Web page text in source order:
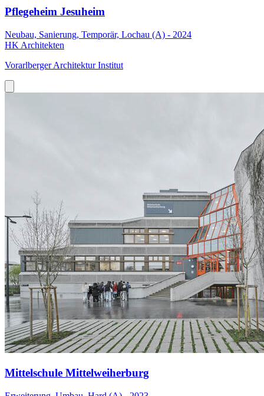
Pflegeheim Jesuheim
Neubau, Sanierung, Temporär, Lochau (A) - 2024
HK Architekten
Vorarlberger Architektur Institut
Mittelschule Mittelweiherburg